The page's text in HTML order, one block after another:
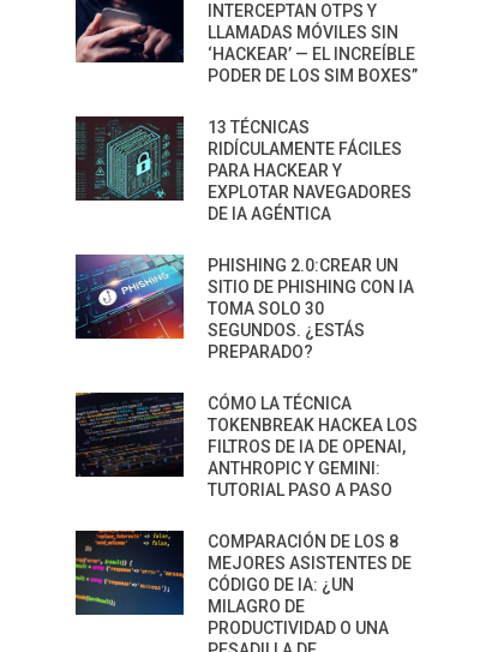
INTERCEPTAN OTPS Y
LLAMADAS MÓVILES SIN
‘HACKEAR’ — EL INCREÍBLE
PODER DE LOS SIM BOXES”
13 TÉCNICAS
RIDÍCULAMENTE FÁCILES
PARA HACKEAR Y
EXPLOTAR NAVEGADORES
DE IA AGÉNTICA
PHISHING 2.0:CREAR UN
SITIO DE PHISHING CON IA
TOMA SOLO 30
SEGUNDOS. ¿ESTÁS
PREPARADO?
CÓMO LA TÉCNICA
TOKENBREAK HACKEA LOS
FILTROS DE IA DE OPENAI,
ANTHROPIC Y GEMINI:
TUTORIAL PASO A PASO
COMPARACIÓN DE LOS 8
MEJORES ASISTENTES DE
CÓDIGO DE IA: ¿UN
MILAGRO DE
PRODUCTIVIDAD O UNA